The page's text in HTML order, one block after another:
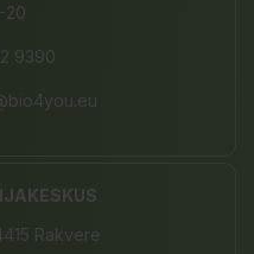
20
9390
Rakvere